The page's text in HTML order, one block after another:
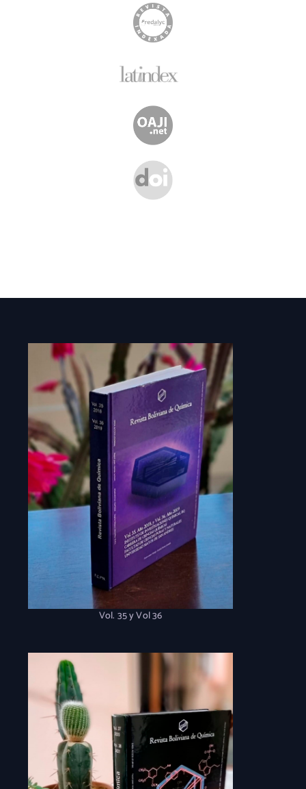
Vol. 35 y Vol 36